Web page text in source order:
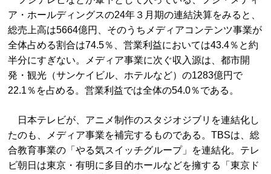
ア・ホールディングスの24年３月期の連結決算をみると、
総売上高は5664億円、そのうちメディアコンテンツ事業が
全体占める割合は74.5％、営業利益においては43.4％と約
半分にすぎない。メディア事業に次ぐ収入源は、都市開
発・観光（サンケイビル、ホテルなど）の1283億円で
22.1％を占める。営業利益では全体の54.0％である。
日本テレビが、アニメ制作のスタジオジブリを連結化し
たのも、メディア事業を補完するものである。TBSは、総
合教育事業の「やる気スイッチグループ」を連結化。テレ
ビ朝日は東京・有明に多目的ホールなどを擁する「東京ド